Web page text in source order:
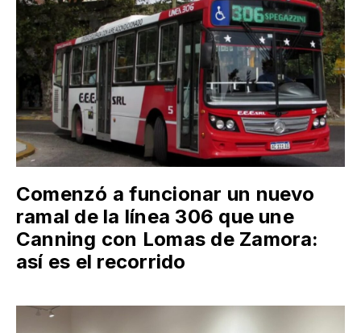
Comenzó a funcionar un nuevo
ramal de la línea 306 que une
Canning con Lomas de Zamora:
así es el recorrido